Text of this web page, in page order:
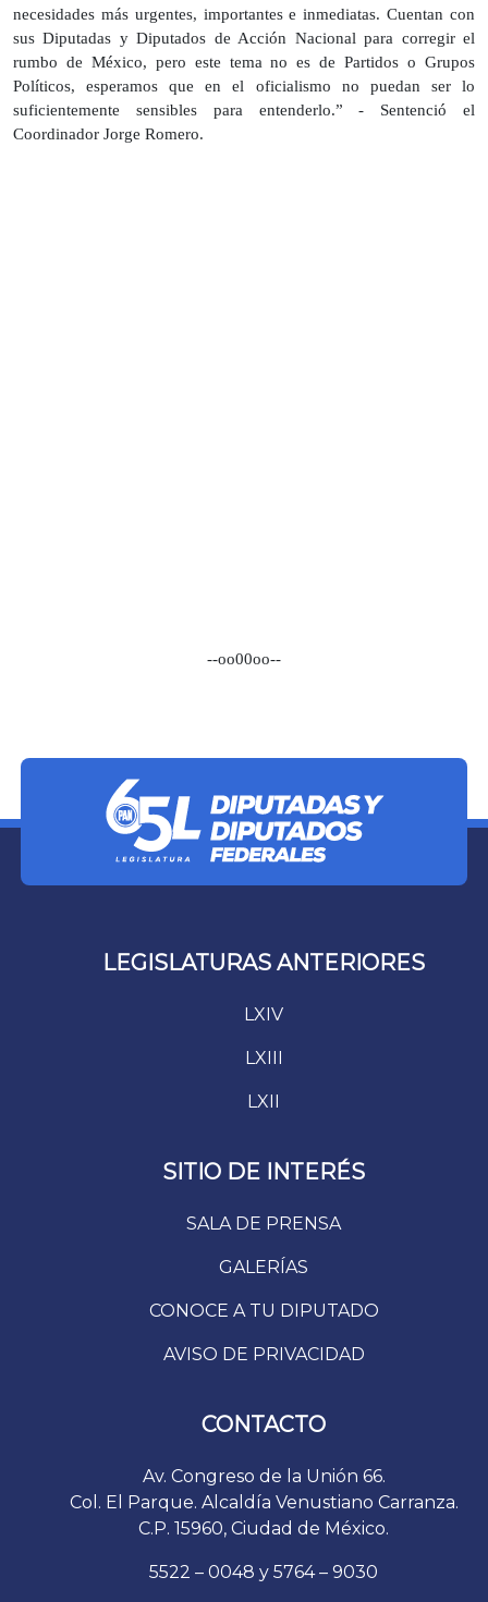
necesidades más urgentes, importantes e inmediatas. Cuentan con
sus Diputadas y Diputados de Acción Nacional para corregir el
rumbo de México, pero este tema no es de Partidos o Grupos
Políticos, esperamos que en el oficialismo no puedan ser lo
suficientemente sensibles para entenderlo.” - Sentenció el
Coordinador Jorge Romero.
--oo00oo--
LEGISLATURAS ANTERIORES
LXIV
LXIII
LXII
SITIO DE INTERÉS
SALA DE PRENSA
GALERÍAS
CONOCE A TU DIPUTADO
AVISO DE PRIVACIDAD
CONTACTO
Av. Congreso de la Unión 66.
Col. El Parque. Alcaldía Venustiano Carranza.
C.P. 15960, Ciudad de México.
5522 – 0048 y 5764 – 9030